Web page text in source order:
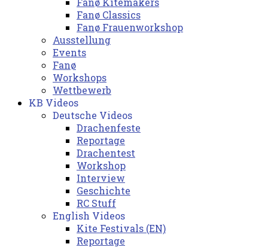
Fanø Classics
Fanø Frauenworkshop
Ausstellung
Events
Fanø
Workshops
Wettbewerb
KB Videos
Deutsche Videos
Drachenfeste
Reportage
Drachentest
Workshop
Interview
Geschichte
RC Stuff
English Videos
Kite Festivals (EN)
Reportage